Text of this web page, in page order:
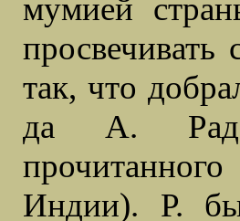
мумией
так, что
да А.
Индии). Р.